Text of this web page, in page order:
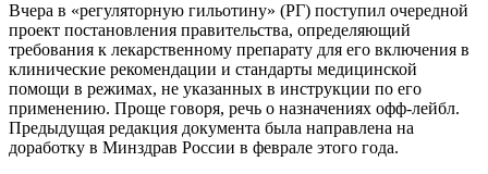
Вчера в «регуляторную гильотину» (РГ) поступил очередной
проект постановления правительства, определяющий
требования к лекарственному препарату для его включения в
клинические рекомендации и стандарты медицинской
помощи в режимах, не указанных в инструкции по его
применению. Проще говоря, речь о назначениях офф-лейбл.
Предыдущая редакция документа была направлена на
доработку в Минздрав России в феврале этого года.